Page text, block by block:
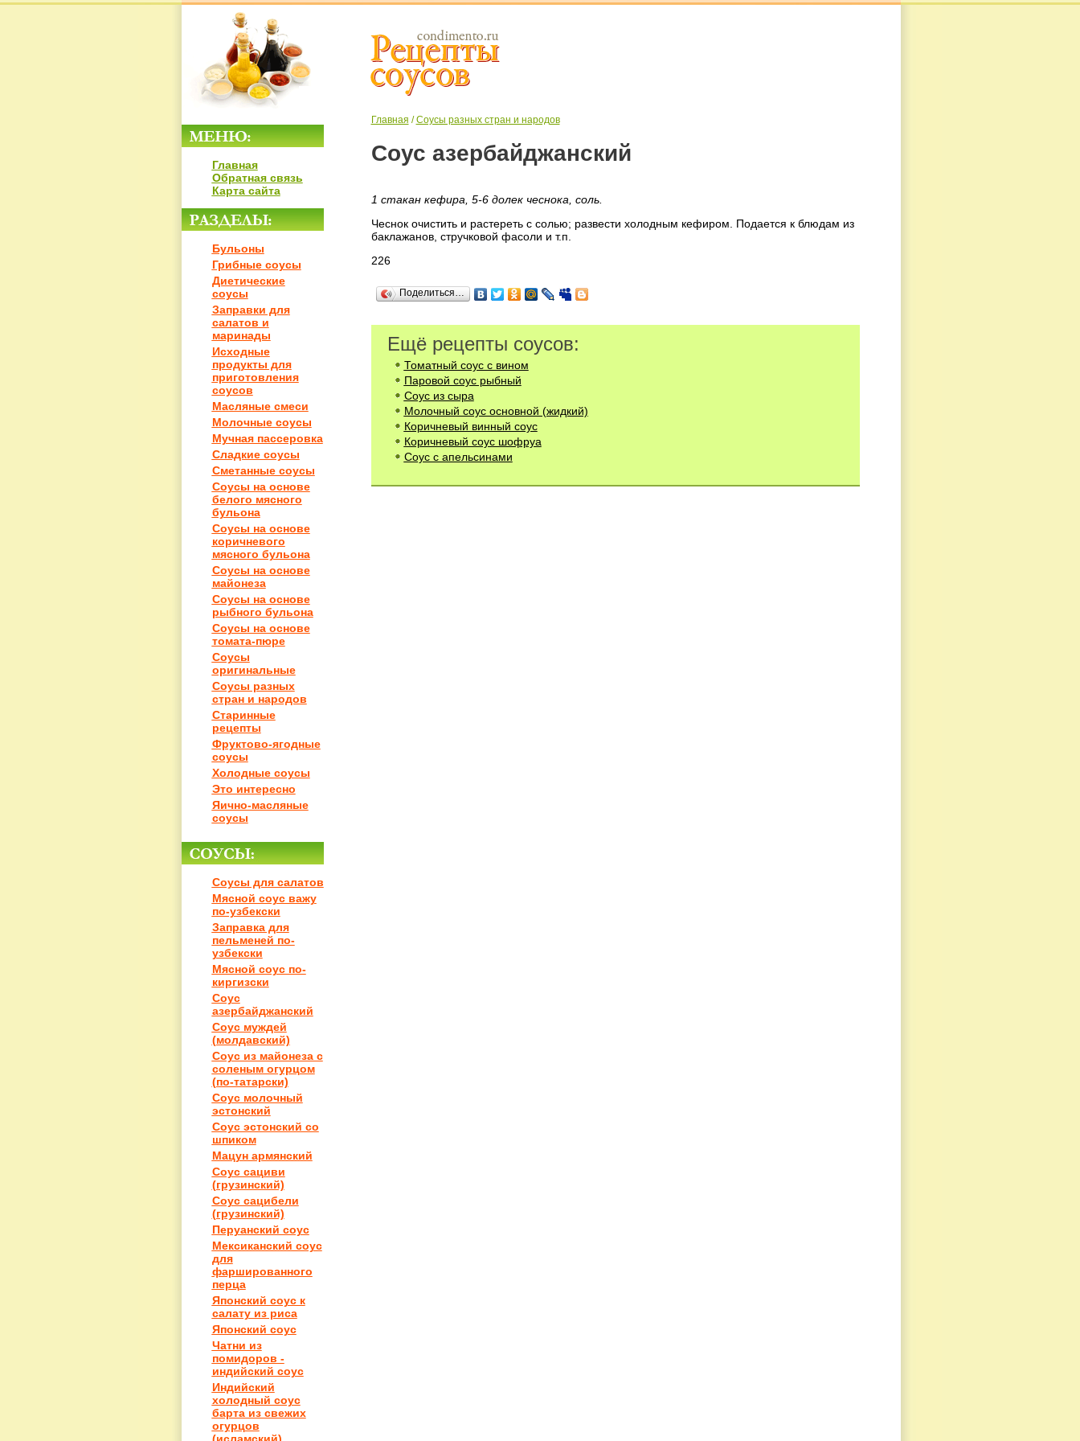
Главная
Обратная связь
Карта сайта
Бульоны
Грибные соусы
Диетические
соусы
Заправки для
салатов и
маринады
Исходные
продукты для
приготовления
соусов
Масляные смеси
Молочные соусы
Мучная пассеровка
Сладкие соусы
Сметанные соусы
Соусы на основе
белого мясного
бульона
Соусы на основе
коричневого
мясного бульона
Соусы на основе
майонеза
Соусы на основе
рыбного бульона
Соусы на основе
томата-пюре
Соусы
оригинальные
Соусы разных
стран и народов
Старинные
рецепты
Фруктово-ягодные
соусы
Холодные соусы
Это интересно
Яично-масляные
соусы
Соусы для салатов
Мясной соус важу
по-узбекски
Заправка для
пельменей по-
узбекски
Мясной соус по-
киргизски
Соус
азербайджанский
Соус муждей
(молдавский)
Соус из майонеза с
соленым огурцом
(по-татарски)
Соус молочный
эстонский
Соус эстонский со
шпиком
Мацун армянский
Соус сациви
(грузинский)
Соус сацибели
(грузинский)
Перуанский соус
Мексиканский соус
для
фаршированного
перца
Японский соус к
салату из риса
Японский соус
Чатни из
помидоров -
индийский соус
Индийский
холодный соус
барта из свежих
огурцов
Главная /Соусы разных стран и народов
Соус азербайджанский
1 стакан кефира, 5-6 долек чеснока, соль.
Чеснок очистить и растереть с солью; развести холодным кефиром. Подается к блюдам из
баклажанов, стручковой фасоли и т.п.
226
Поделиться…
Ещё рецепты соусов:
Томатный соус с вином
Паровой соус рыбный
Соус из сыра
Молочный соус основной (жидкий)
Коричневый винный соус
Коричневый соус шофруа
Соус с апельсинами